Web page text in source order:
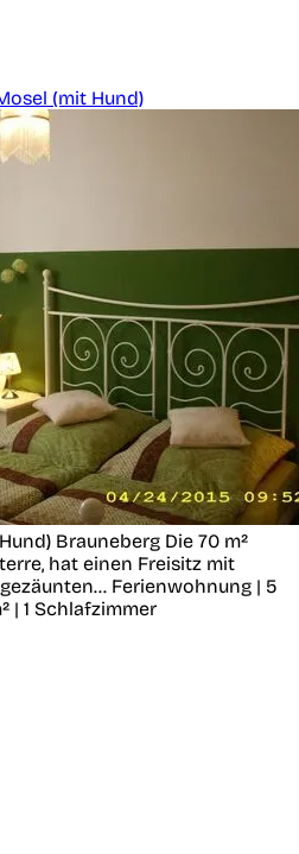
(mit Hund)
Brauneberg Die 70 m²
hat einen Freisitz mit
Ferienwohnung | 5
| 1 Schlafzimmer